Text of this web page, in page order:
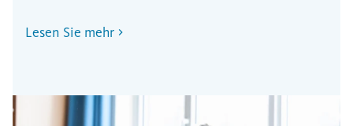
Lesen Sie mehr